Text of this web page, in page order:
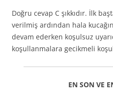
Doğru cevap C şıkkıdır. İlk
verilmiş ardından hala
devam ederken koşulsuz
koşullanmalara gecikmeli
EN SON VE